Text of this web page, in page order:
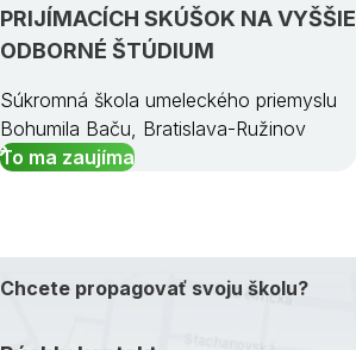
PRIJÍMACÍCH SKÚŠOK NA VYŠŠIE
ODBORNÉ ŠTÚDIUM
Súkromná škola umeleckého priemyslu
Bohumila Baču, Bratislava-Ružinov
To ma zaujíma
Chcete propagovať svoju školu?